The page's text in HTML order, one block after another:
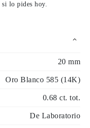
si lo pides hoy.
20 mm
Oro Blanco 585 (14K)
0.68 ct. tot.
De Laboratorio